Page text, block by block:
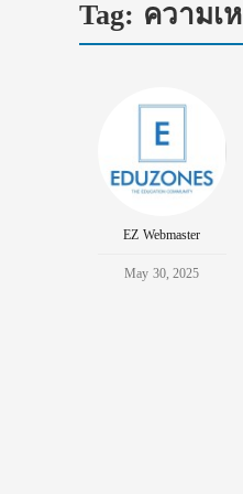
Tag: ความเ
EZ Webmaster
May 30, 2025